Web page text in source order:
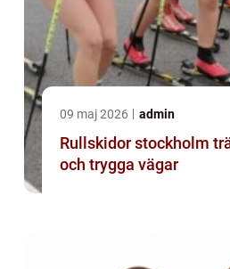
09 maj 2026 admin
Rullskidor stockholm träning, teknik
och trygga vägar